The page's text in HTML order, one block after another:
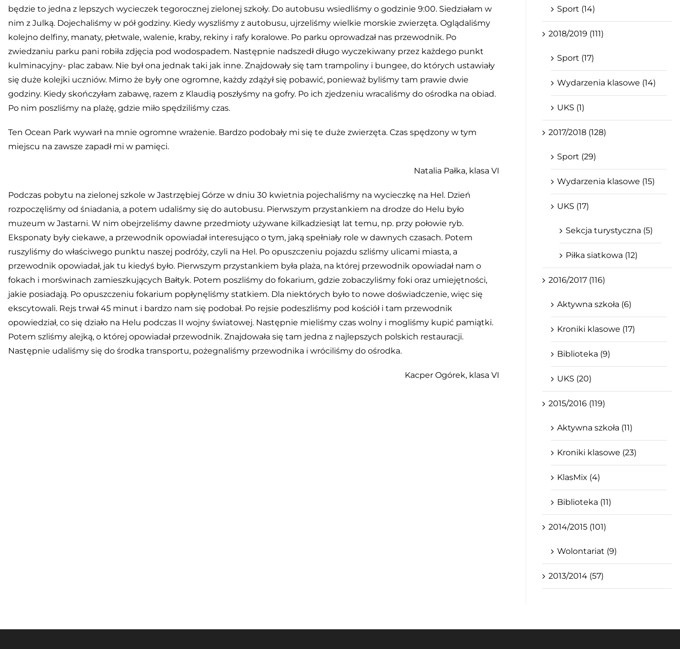
będzie to jedna z lepszych wycieczek tegorocznej zielonej szkoły. Do autobusu wsiedliśmy o godzinie 9:00. Siedziałam w
nim z Julką. Dojechaliśmy w pół godziny. Kiedy wyszliśmy z autobusu, ujrzeliśmy wielkie morskie zwierzęta. Oglądaliśmy
kolejno delfiny, manaty, płetwale, walenie, kraby, rekiny i rafy koralowe. Po parku oprowadzał nas przewodnik. Po
zwiedzaniu parku pani robiła zdjęcia pod wodospadem. Następnie nadszedł długo wyczekiwany przez każdego punkt
kulminacyjny- plac zabaw. Nie był ona jednak taki jak inne. Znajdowały się tam trampoliny i bungee, do których ustawiały
się duże kolejki uczniów. Mimo że były one ogromne, każdy zdążył się pobawić, ponieważ byliśmy tam prawie dwie
godziny. Kiedy skończyłam zabawę, razem z Klaudią poszłyśmy na gofry. Po ich zjedzeniu wracaliśmy do ośrodka na obiad.
Po nim poszliśmy na plażę, gdzie miło spędziliśmy czas.
Ten Ocean Park wywarł na mnie ogromne wrażenie. Bardzo podobały mi się te duże zwierzęta. Czas spędzony w tym
miejscu na zawsze zapadł mi w pamięci.
Natalia Pałka, klasa VI
Podczas pobytu na zielonej szkole w Jastrzębiej Górze w dniu 30 kwietnia pojechaliśmy na wycieczkę na Hel. Dzień
rozpoczęliśmy od śniadania, a potem udaliśmy się do autobusu. Pierwszym przystankiem na drodze do Helu było
muzeum w Jastarni. W nim obejrzeliśmy dawne przedmioty używane kilkadziesiąt lat temu, np. przy połowie ryb.
Eksponaty były ciekawe, a przewodnik opowiadał interesująco o tym, jaką spełniały role w dawnych czasach. Potem
ruszyliśmy do właściwego punktu naszej podróży, czyli na Hel. Po opuszczeniu pojazdu szliśmy ulicami miasta, a
przewodnik opowiadał, jak tu kiedyś było. Pierwszym przystankiem była plaża, na której przewodnik opowiadał nam o
fokach i morświnach zamieszkujących Bałtyk. Potem poszliśmy do fokarium, gdzie zobaczyliśmy foki oraz umiejętności,
jakie posiadają. Po opuszczeniu fokarium popłynęliśmy statkiem. Dla niektórych było to nowe doświadczenie, więc się
ekscytowali. Rejs trwał 45 minut i bardzo nam się podobał. Po rejsie podeszliśmy pod kościół i tam przewodnik
opowiedział, co się działo na Helu podczas II wojny światowej. Następnie mieliśmy czas wolny i mogliśmy kupić pamiątki.
Potem szliśmy alejką, o której opowiadał przewodnik. Znajdowała się tam jedna z najlepszych polskich restauracji.
Następnie udaliśmy się do środka transportu, pożegnaliśmy przewodnika i wróciliśmy do ośrodka.
Kacper Ogórek, klasa VI
Sport (14)
2018/2019 (111)
Sport (17)
Wydarzenia klasowe (14)
UKS (1)
2017/2018 (128)
Sport (29)
Wydarzenia klasowe (15)
UKS (17)
Sekcja turystyczna (5)
Piłka siatkowa (12)
2016/2017 (116)
Aktywna szkoła (6)
Kroniki klasowe (17)
Biblioteka (9)
UKS (20)
2015/2016 (119)
Aktywna szkoła (11)
Kroniki klasowe (23)
KlasMix (4)
Biblioteka (11)
2014/2015 (101)
Wolontariat (9)
2013/2014 (57)